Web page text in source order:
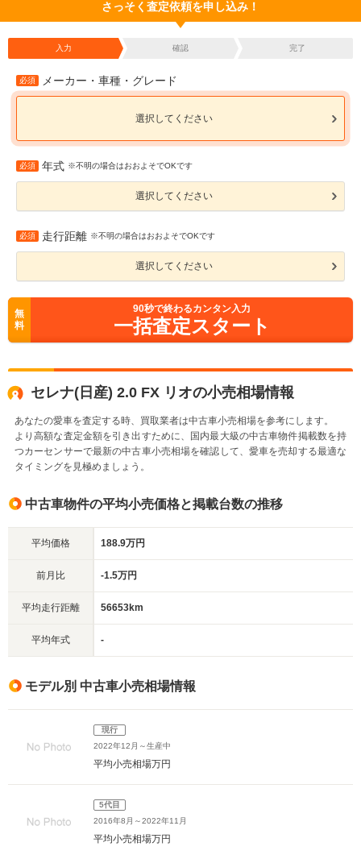
さっそく査定依頼を申し込み！
入力 確認 完了
必須 メーカー・車種・グレード
選択してください
必須 年式 ※不明の場合はおおよそでOKです
選択してください
必須 走行距離 ※不明の場合はおおよそでOKです
選択してください
無
料
90秒で終わるカンタン入力
一括査定スタート
セレナ(日産) 2.0 FX リオの小売相場情報
あなたの愛車を査定する時、買取業者は中古車小売相場を参考にします。
より高額な査定金額を引き出すために、国内最大級の中古車物件掲載数を持
つカーセンサーで最新の中古車小売相場を確認して、愛車を売却する最適な
タイミングを見極めましょう。
中古車物件の平均小売価格と掲載台数の推移
平均価格 188.9万円
前月比 -1.5万円
平均走行距離 56653km
平均年式 -
モデル別 中古車小売相場情報
現行
2022年12月～生産中
平均小売相場万円
5代目
2016年8月～2022年11月
平均小売相場万円